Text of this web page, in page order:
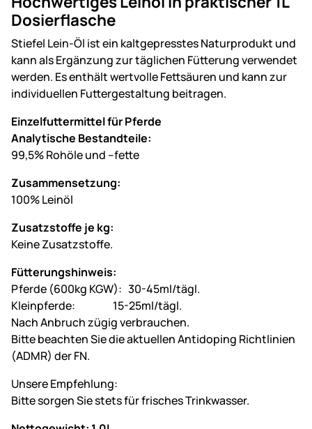
Dosierflasche
Stiefel Lein-Öl ist ein kaltgepresstes Naturprodukt und
kann als Ergänzung zur täglichen Fütterung verwendet
werden. Es enthält wertvolle Fettsäuren und kann zur
individuellen Futtergestaltung beitragen.
Einzelfuttermittel für Pferde
Analytische Bestandteile:
99,5% Rohöle und –fette
Zusammensetzung:
100% Leinöl
Zusatzstoffe je kg:
Keine Zusatzstoffe.
Fütterungshinweis:
Pferde (600kg KGW): 30-45ml/tägl.
Kleinpferde: 15-25ml/tägl.
Nach Anbruch zügig verbrauchen.
Bitte beachten Sie die aktuellen Antidoping Richtlinien
(ADMR) der FN.
Unsere Empfehlung:
Bitte sorgen Sie stets für frisches Trinkwasser.